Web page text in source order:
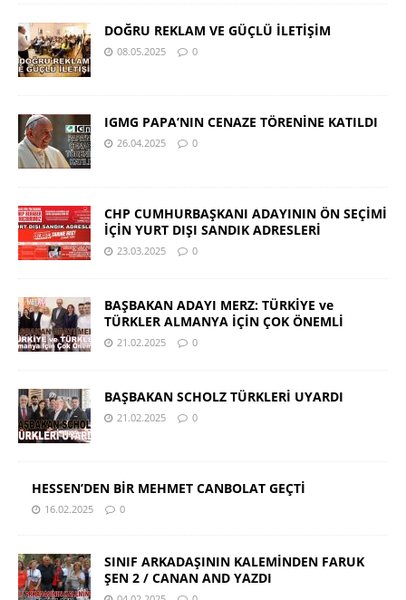
DOĞRU REKLAM VE GÜÇLÜ İLETİŞİM
08.05.2025 0
IGMG PAPA’NIN CENAZE TÖRENİNE KATILDI
26.04.2025 0
CHP CUMHURBAŞKANI ADAYININ ÖN SEÇİMİ
İÇİN YURT DIŞI SANDIK ADRESLERİ
23.03.2025 0
BAŞBAKAN ADAYI MERZ: TÜRKİYE ve
TÜRKLER ALMANYA İÇİN ÇOK ÖNEMLİ
21.02.2025 0
BAŞBAKAN SCHOLZ TÜRKLERİ UYARDI
21.02.2025 0
HESSEN’DEN BİR MEHMET CANBOLAT GEÇTİ
16.02.2025 0
SINIF ARKADAŞININ KALEMİNDEN FARUK
ŞEN 2 / CANAN AND YAZDI